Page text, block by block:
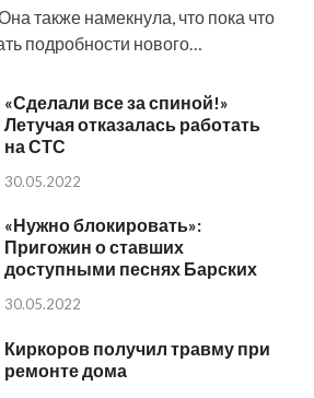
также намекнула, что пока что
подробности нового…
«Сделали все за спиной!»
Летучая отказалась работать
на СТС
30.05.2022
«Нужно блокировать»:
Пригожин о ставших
доступными песнях Барских
30.05.2022
Киркоров получил травму при
ремонте дома